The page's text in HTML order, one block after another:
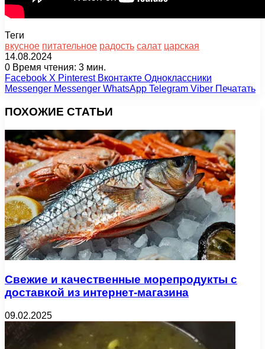
Теги
вкусное питательное радость салат царская
14.08.2024
0 Время чтения: 3 мин.
Facebook X Pinterest Вконтакте Одноклассники
Messenger Messenger WhatsApp Telegram Viber Печатать
ПОХОЖИЕ СТАТЬИ
Свежие и качественные морепродукты с
доставкой из интернет-магазина
09.02.2025